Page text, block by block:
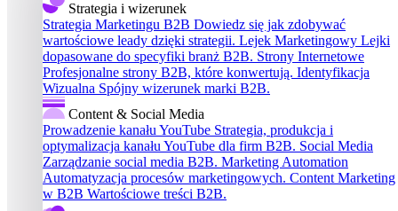
Strategia i wizerunek
Strategia Marketingu B2B Dowiedz się jak zdobywać
wartościowe leady dzięki strategii. Lejek Marketingowy Lejki
dopasowane do specyfiki branż B2B. Strony Internetowe
Profesjonalne strony B2B, które konwertują. Identyfikacja
Wizualna Spójny wizerunek marki B2B.
Content & Social Media
Prowadzenie kanału YouTube Strategia, produkcja i
optymalizacja kanału YouTube dla firm B2B. Social Media
Zarządzanie social media B2B. Marketing Automation
Automatyzacja procesów marketingowych. Content Marketing
w B2B Wartościowe treści B2B.